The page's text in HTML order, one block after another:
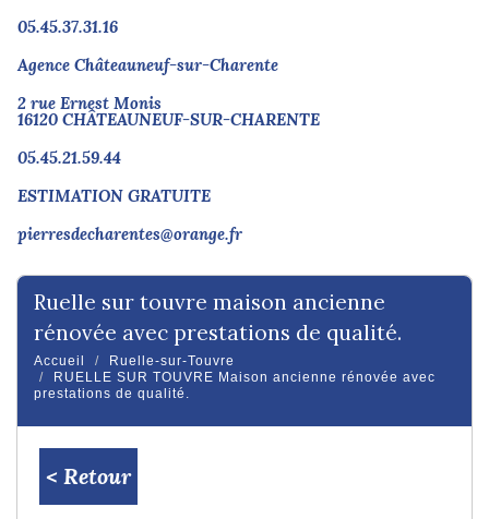
05.45.37.31.16
Agence Châteauneuf-sur-Charente
2 rue Ernest Monis
16120 CHÂTEAUNEUF-SUR-CHARENTE
05.45.21.59.44
ESTIMATION GRATUITE
pierresdecharentes@orange.fr
ruelle sur touvre maison ancienne
rénovée avec prestations de qualité.
Accueil
Ruelle-sur-Touvre
RUELLE SUR TOUVRE Maison ancienne rénovée avec
prestations de qualité.
< Retour